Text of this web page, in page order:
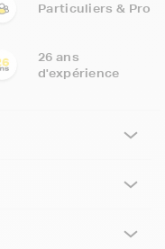
Particuliers & Pro
26 ans
d'expérience